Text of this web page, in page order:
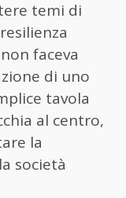
temi di
faceva
di uno
tavola
al centro,
la
società